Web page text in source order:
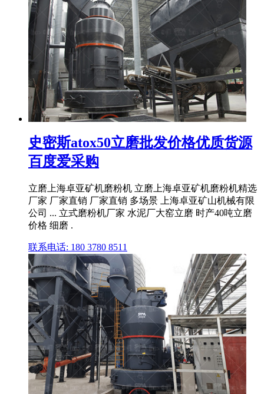
史密斯atox50立磨批发价格优质货源
百度爱采购
立磨上海卓亚矿机磨粉机 立磨上海卓亚矿机磨粉机精选
厂家 厂家直销 厂家直销 多场景 上海卓亚矿山机械有限
公司 ... 立式磨粉机厂家 水泥厂大窑立磨 时产40吨立磨
价格 细磨 .
联系电话: 180 3780 8511